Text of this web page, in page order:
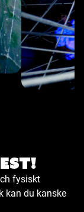
fysiskt
kan du kanske